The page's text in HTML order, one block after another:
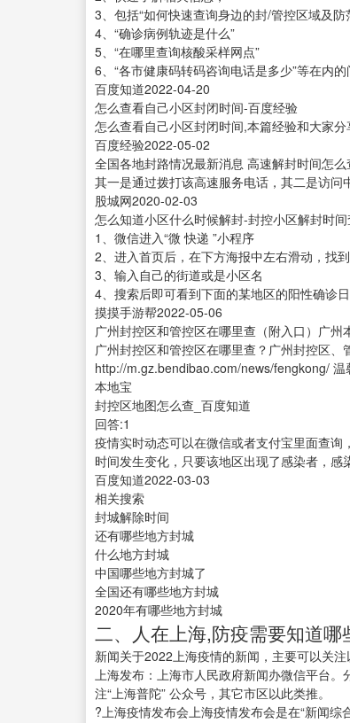
3、包括“如何快速查询身边的封/管控区域及防
4、“确诊病例轨迹是什么”
5、“在哪里查询核酸采样网点”
6、“各市健康码转码咨询电话是多少”等在内
百度知道2022-04-20
怎么查看自己小区封闭时间-百度经验
怎么查看自己小区封闭时间,本篇经验和大家分
百度经验2022-05-02
全国各地封路情况最新消息 高速解封时间怎
其一是通过拨打该高速服务电话，其二是访问
股城网2020-02-03
怎么知道小区什么时候解封-封控小区解封时
1、微信进入“微 快递 ”小程序
2、进入首页后，在下方海报中左右滑动，找
3、输入自己的街道或是小区名
4、搜索后即可看到下面的某地区的阳性确诊
摸摸手游帮2022-05-06
广州封控区和管控区在哪里查（附入口）广州
广州封控区和管控区在哪里查？广州封控区、
http://m.gz.bendibao.com/news/fengkong/
本地宝
封控区地图怎么查_百度知道
回答:1
疫情实时动态可以在微信或者支付宝里面查
时间发生变化，只要该地区出现了感染者，感
百度知道2022-03-03
相关搜索
封城解除时间
还有哪些地方封城
什么地方封城
中国哪些地方封城了
全国还有哪些地方封城
2020年有哪些地方封城
二、人在上海,防疫需要知道哪
新闻关于2022上海疫情的新闻，主要可以关
上海发布：上海市人民政府新闻办微信平台。
注“上海普陀” 公众号，其它市区以此类推。
?上海疫情发布会上海疫情发布会是在“新闻综